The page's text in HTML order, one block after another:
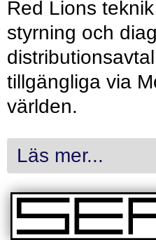
Red Lions
styrning och
tillgängliga via
världen.
Läs mer...